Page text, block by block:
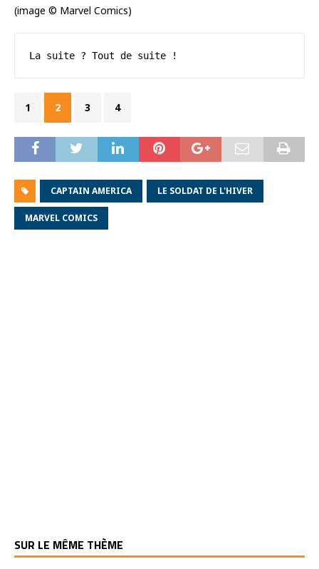
(image © Marvel Comics)
La suite ? Tout de suite !
1 2 3 4
CAPTAIN AMERICA LE SOLDAT DE L'HIVER
MARVEL COMICS
SUR LE MÊME THÈME